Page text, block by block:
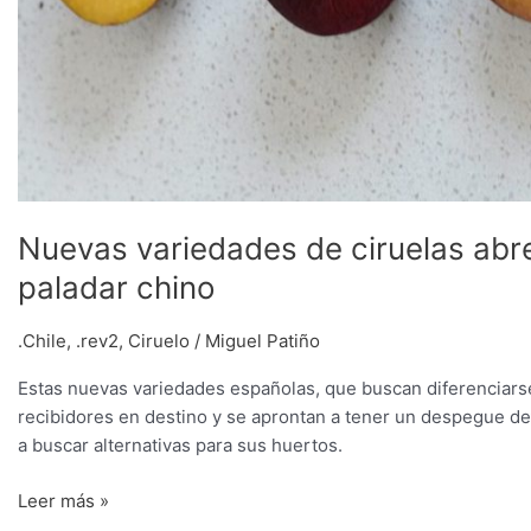
Nuevas variedades de ciruelas
paladar chino
.Chile, .rev2, Ciruelo / Miguel Patiño
Estas nuevas variedades españolas, que buscan
recibidores en destino y se aprontan a tener un despegue
a buscar alternativas para sus huertos.
Leer más »